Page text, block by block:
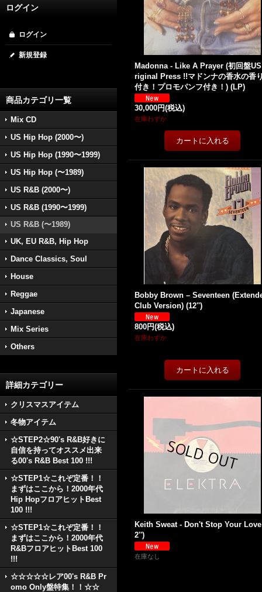
ログイン
ログイン
新規登録
商品カテゴリ一覧
Mix CD
US Hip Hop (2000〜)
US Hip Hop (1990〜1999)
US Hip Hop (〜1989)
US R&B (2000〜)
US R&B (1990〜1999)
US R&B (〜1989)
UK, EU R&B, Hip Hop
Dance Classics, Soul
House
Reggae
Japanese
Mix Series
Others
詳細カテゴリー
クリスマスアイテム
冬物アイテム
☆STEP2☆90's R&B好きに
自信を持ってオススメ出来
る00's R&B Best 100 !!!
☆STEP1☆これぞ定番！！
まずはここから！2000年代
Hip HopフロアヒットBest
100 !!!
☆STEP1☆これぞ定番！！
まずはここから！2000年代
R&BフロアヒットBest 100
!!!
☆☆☆☆☆レア00's R&B Pr
omo Only盤特集！！☆☆
Madonna - Like A Prayer (初回盤
riginal Press !!マドンナの香水の香
付き！プロモパンフ付き！) (LP)
30,000円(税込)
在庫わずか
Bobby Brown – Seventeen
Club Version) (12'')
800円(税込)
在庫わずか
Keith Sweat - Don't Stop Your
2'')
在庫なし